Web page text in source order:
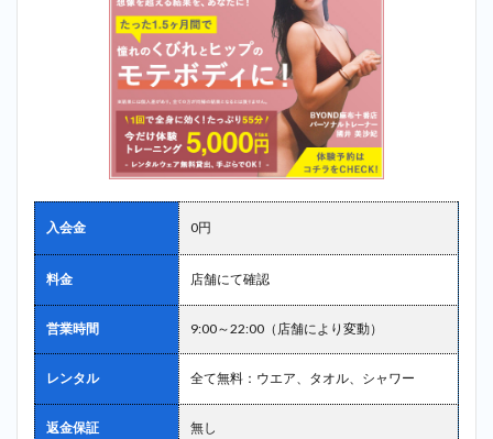
入会金 0円
料金 店舗にて確認
営業時間 9:00～22:00（店舗により変動）
レンタル 全て無料：ウエア、タオル、シャワー
返金保証 無し